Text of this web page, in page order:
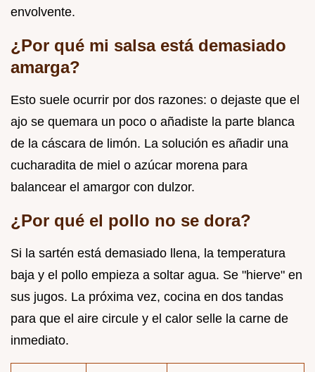
envolvente.
¿Por qué mi salsa está demasiado
amarga?
Esto suele ocurrir por dos razones: o dejaste que el
ajo se quemara un poco o añadiste la parte blanca
de la cáscara de limón. La solución es añadir una
cucharadita de miel o azúcar morena para
balancear el amargor con dulzor.
¿Por qué el pollo no se dora?
Si la sartén está demasiado llena, la temperatura
baja y el pollo empieza a soltar agua. Se "hierve" en
sus jugos. La próxima vez, cocina en dos tandas
para que el aire circule y el calor selle la carne de
inmediato.